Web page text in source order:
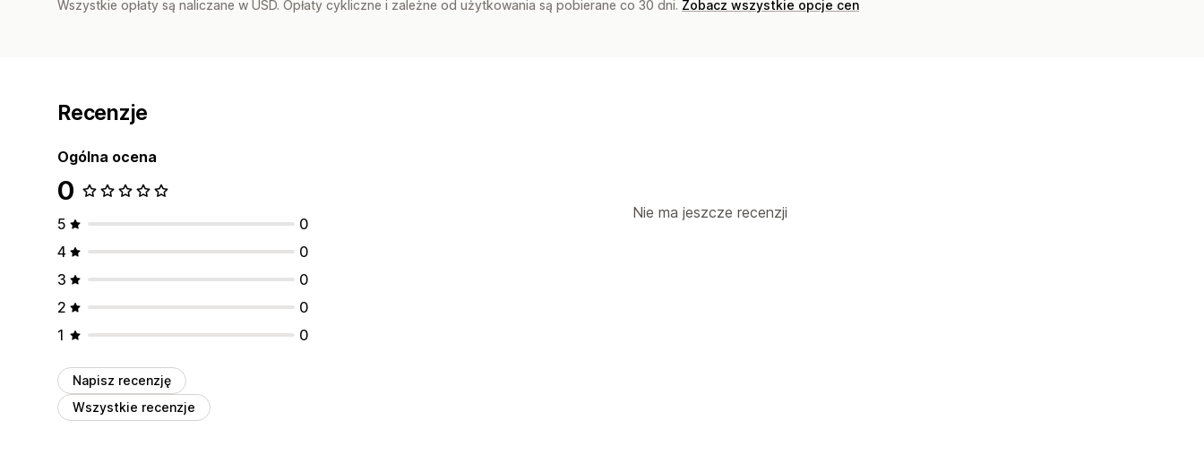
Wszystkie opłaty są naliczane w USD. Opłaty cykliczne i zależne od użytkowania są pobierane co 30 dni. Zobacz wszystkie opcje cen
Recenzje
Ogólna ocena
0
5
0
4
0
3
0
2
0
1
0
Napisz recenzję
Wszystkie recenzje
Nie ma jeszcze recenzji